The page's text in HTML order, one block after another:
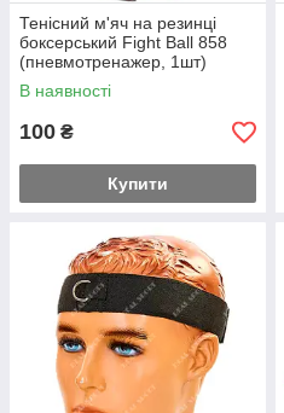
Тенісний м'яч на резинці
боксерський Fight Ball 858
(пневмотренажер, 1шт)
В наявності
100 ₴
Купити